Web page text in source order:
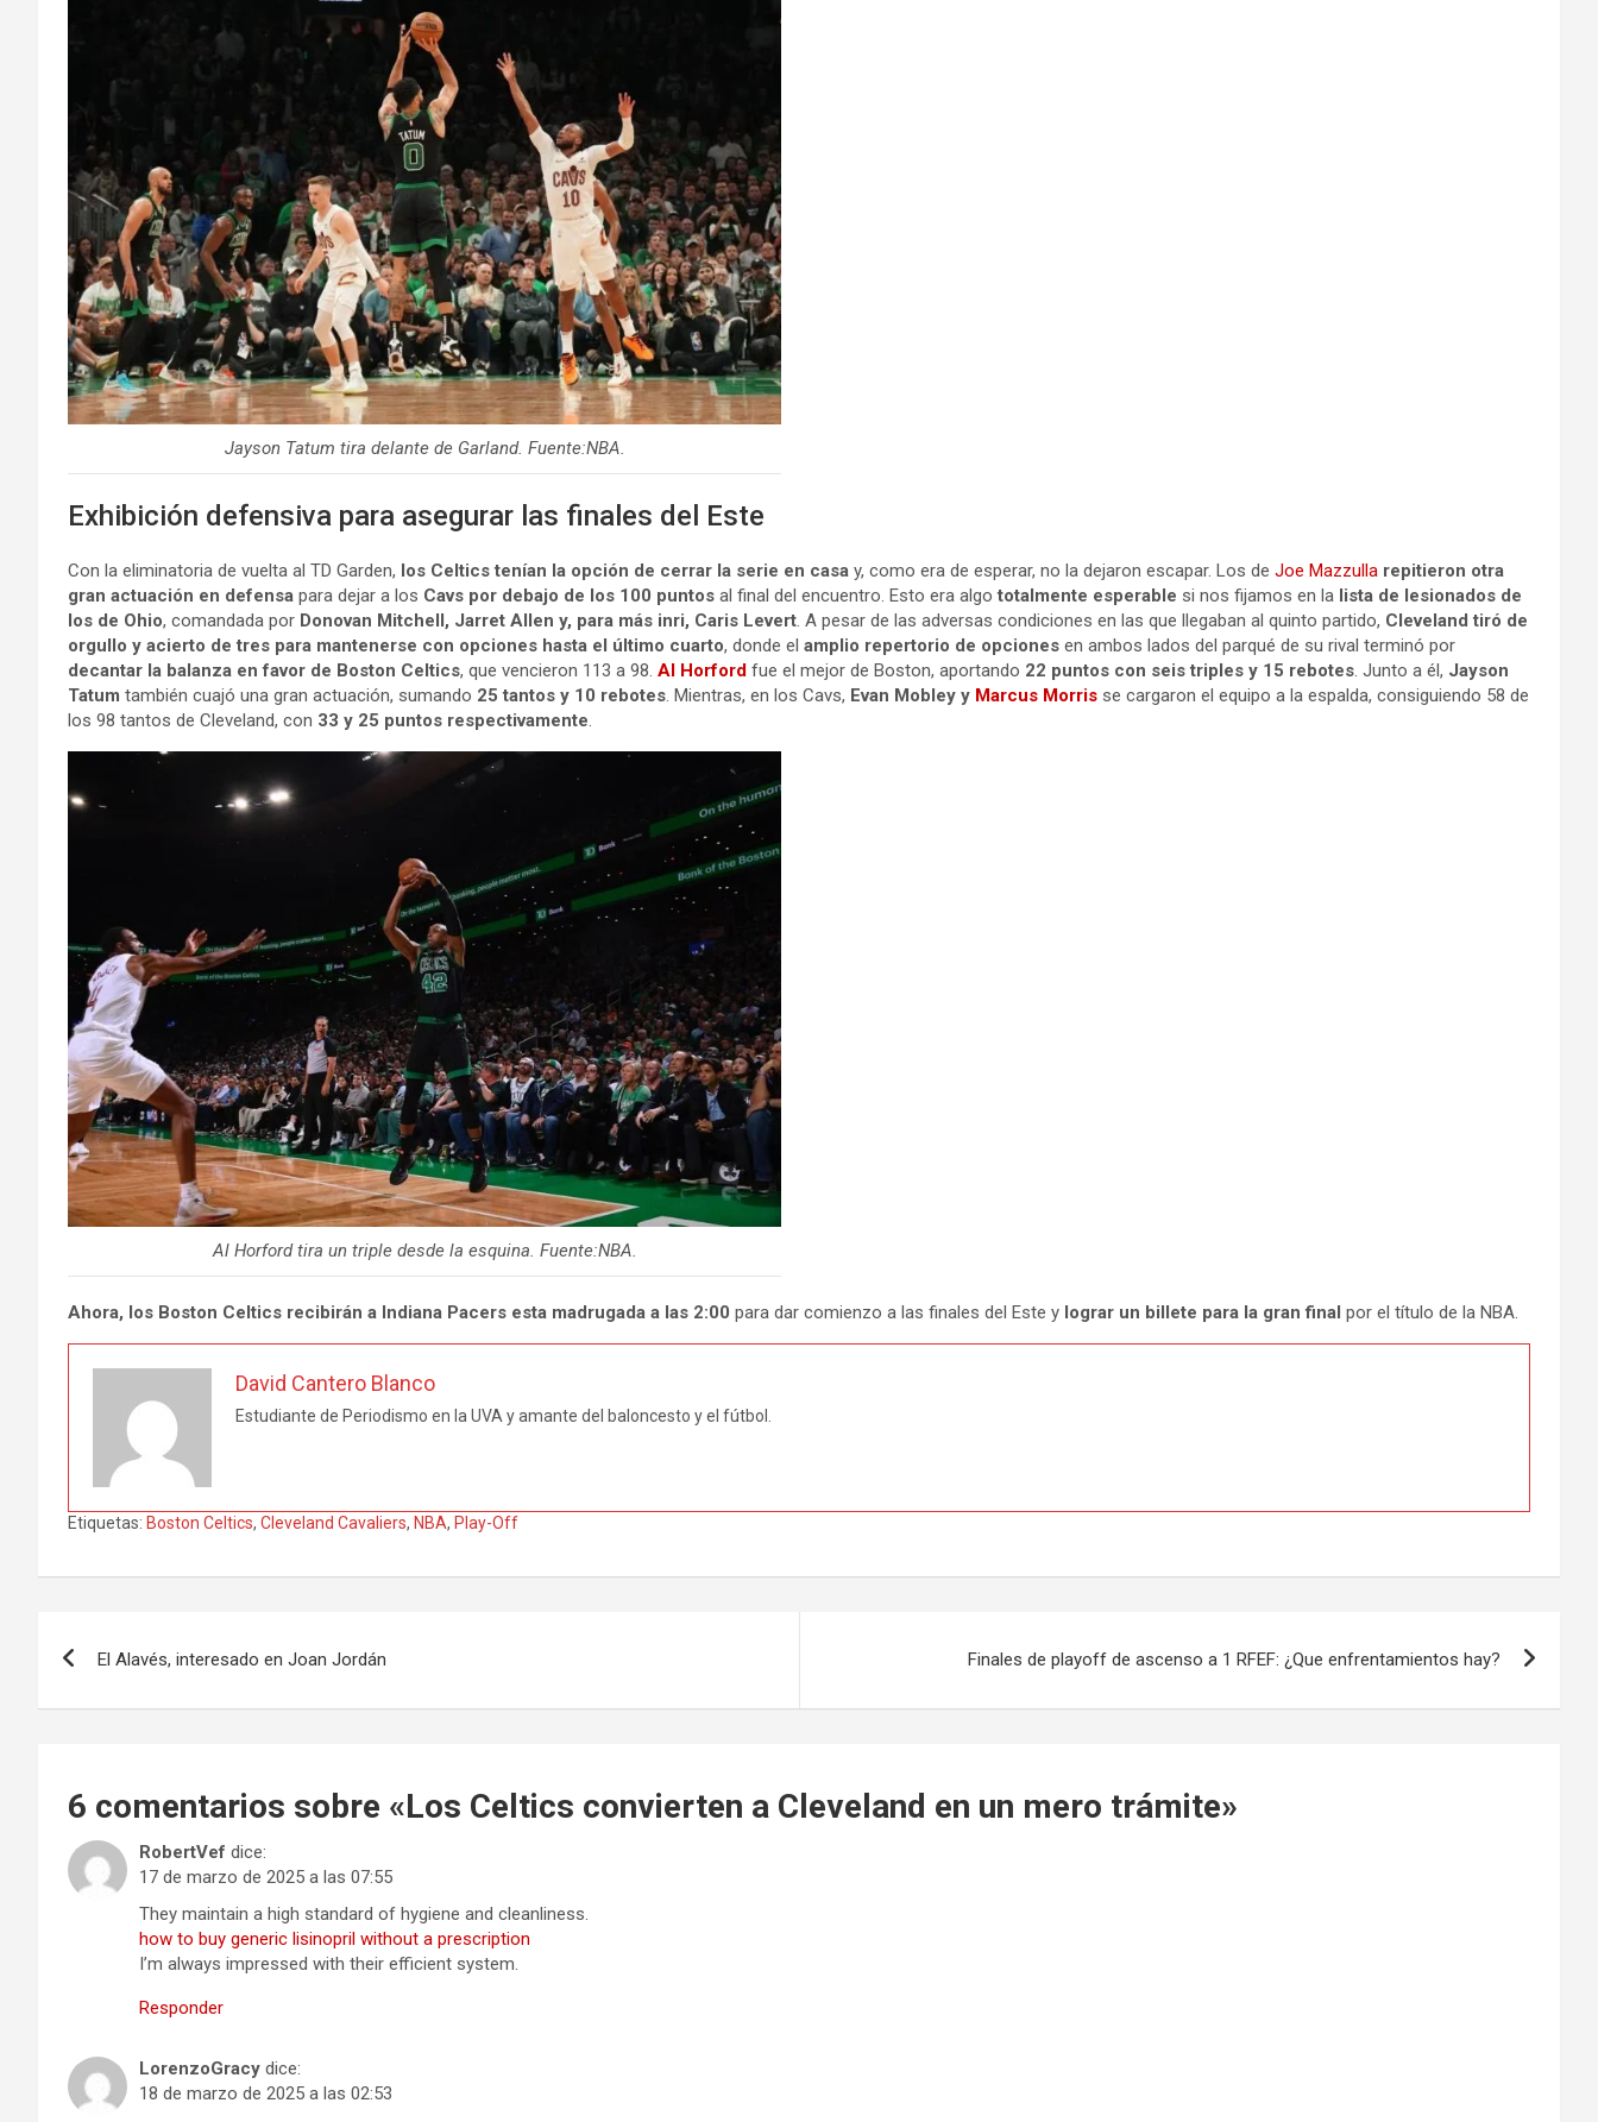
Jayson Tatum tira delante de Garland. Fuente:NBA.
Exhibición defensiva para asegurar las finales del Este
Con la eliminatoria de vuelta al TD Garden, los Celtics tenían la opción de cerrar la serie en casa y, como era de esperar, no la dejaron escapar. Los de Joe Mazzulla repitieron otra
gran actuación en defensa para dejar a los Cavs por debajo de los 100 puntos al final del encuentro. Esto era algototalmente esperable si nos fijamos en la lista de lesionados de
los de Ohio, comandada por Donovan Mitchell, Jarret Allen y, para más inri, Caris Levert. A pesar de las adversas condiciones en las que llegaban al quinto partido, Cleveland tiró de
orgullo y acierto de tres para mantenerse con opciones hasta el último cuarto, donde el amplio repertorio de opciones en ambos lados del parqué de su rival terminó por
decantar la balanza en favor de Boston Celtics, que vencieron 113 a 98. Al Horford fue el mejor de Boston, aportando 22 puntos con seis triples y 15 rebotes. Junto a él, Jayson
Tatum también cuajó una gran actuación, sumando 25 tantos y 10 rebotes. Mientras, en los Cavs, Evan Mobley y Marcus Morris se cargaron el equipo a la espalda, consiguiendo 58 de
los 98 tantos de Cleveland, con 33 y 25 puntos respectivamente.
Al Horford tira un triple desde la esquina. Fuente:NBA.
Ahora, los Boston Celtics recibirán a Indiana Pacers esta madrugada a las 2:00 para dar comienzo a las finales del Este y lograr un billete para la gran final por el título de la NBA.
David Cantero Blanco
Estudiante de Periodismo en la UVA y amante del baloncesto y el fútbol.
Etiquetas: Boston Celtics, Cleveland Cavaliers, NBA, Play-Off
El Alavés, interesado en Joan Jordán Finales de playoff de ascenso a 1 RFEF: ¿Que enfrentamientos hay?
6 comentarios sobre «Los Celtics convierten a Cleveland en un mero trámite»
RobertVef dice:
17 de marzo de 2025 a las 07:55
They maintain a high standard of hygiene and cleanliness.
how to buy generic lisinopril without a prescription
I’m always impressed with their efficient system.
Responder
LorenzoGracy dice:
18 de marzo de 2025 a las 02:53